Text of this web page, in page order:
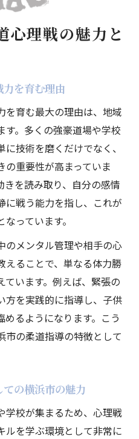
心理戦の魅力と
を育む理由
を育む最大の理由は、地域
す。多くの強豪道場や学校
技術を磨くだけでなく、
重要性が高まっていま
を読み取り、自分の感情
に戦う能力を指し、これが
っています。
のメンタル管理や相手の心
えることで、単なる体力勝
います。例えば、緊張の
方を実践的に指導し、子供
るようになります。こう
市の柔道指導の特徴として
の横浜市の魅力
学校が集まるため、心理戦
ルを学ぶ環境として非常に